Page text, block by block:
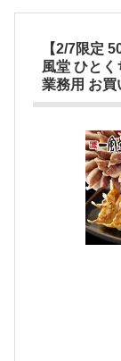
【2/7限定
風堂 ひと
業務用 お買